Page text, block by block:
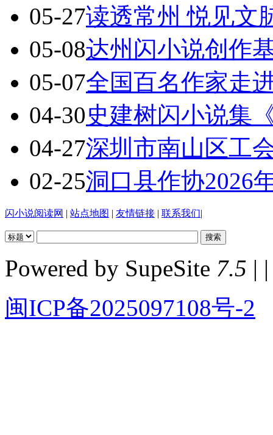
05-27读透常州 悦见
05-08达州闪小说创作
05-07全国百名作家走
04-30史建树闪小说集
04-27深圳市南山区工
02-25洞口县作协2026
闪小说阅读网 | 站点地图 | 友情链接 | 联系我们|
Powered by SupeSite 7.5 | |
闽ICP备2025097108号-2